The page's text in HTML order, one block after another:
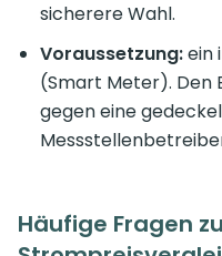
sicherere Wahl.
Voraussetzung:ein
(Smart Meter). Den
gegen eine
Häufige Fragen